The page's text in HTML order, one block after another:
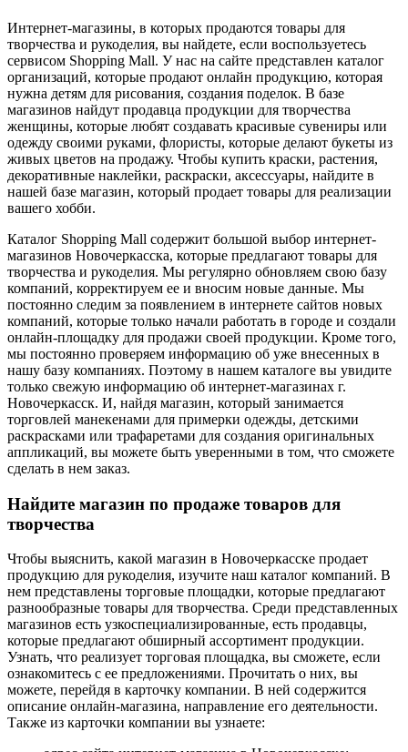
Интернет-магазины, в которых продаются товары для
творчества и рукоделия, вы найдете, если воспользуетесь
сервисом Shopping Mall. У нас на сайте представлен каталог
организаций, которые продают онлайн продукцию, которая
нужна детям для рисования, создания поделок. В базе
магазинов найдут продавца продукции для творчества
женщины, которые любят создавать красивые сувениры или
одежду своими руками, флористы, которые делают букеты из
живых цветов на продажу. Чтобы купить краски, растения,
декоративные наклейки, раскраски, аксессуары, найдите в
нашей базе магазин, который продает товары для реализации
вашего хобби.
Каталог Shopping Mall содержит большой выбор интернет-
магазинов Новочеркасска, которые предлагают товары для
творчества и рукоделия. Мы регулярно обновляем свою базу
компаний, корректируем ее и вносим новые данные. Мы
постоянно следим за появлением в интернете сайтов новых
компаний, которые только начали работать в городе и создали
онлайн-площадку для продажи своей продукции. Кроме того,
мы постоянно проверяем информацию об уже внесенных в
нашу базу компаниях. Поэтому в нашем каталоге вы увидите
только свежую информацию об интернет-магазинах г.
Новочеркасск. И, найдя магазин, который занимается
торговлей манекенами для примерки одежды, детскими
раскрасками или трафаретами для создания оригинальных
аппликаций, вы можете быть уверенными в том, что сможете
сделать в нем заказ.
Найдите магазин по продаже товаров для
творчества
Чтобы выяснить, какой магазин в Новочеркасске продает
продукцию для рукоделия, изучите наш каталог компаний. В
нем представлены торговые площадки, которые предлагают
разнообразные товары для творчества. Среди представленных
магазинов есть узкоспециализированные, есть продавцы,
которые предлагают обширный ассортимент продукции.
Узнать, что реализует торговая площадка, вы сможете, если
ознакомитесь с ее предложениями. Прочитать о них, вы
можете, перейдя в карточку компании. В ней содержится
описание онлайн-магазина, направление его деятельности.
Также из карточки компании вы узнаете: